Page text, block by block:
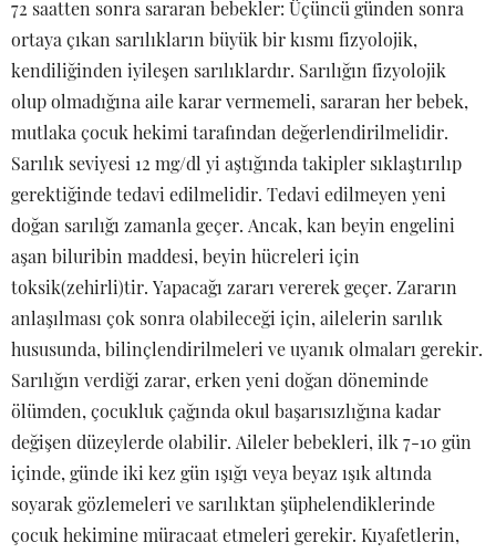
72 saatten sonra sararan bebekler: Üçüncü günden sonra
ortaya çıkan sarılıkların büyük bir kısmı fizyolojik,
kendiliğinden iyileşen sarılıklardır. Sarılığın fizyolojik
olup olmadığına aile karar vermemeli, sararan her bebek,
mutlaka çocuk hekimi tarafından değerlendirilmelidir.
Sarılık seviyesi 12 mg/dl yi aştığında takipler sıklaştırılıp
gerektiğinde tedavi edilmelidir. Tedavi edilmeyen yeni
doğan sarılığı zamanla geçer. Ancak, kan beyin engelini
aşan biluribin maddesi, beyin hücreleri için
toksik(zehirli)tir. Yapacağı zararı vererek geçer. Zararın
anlaşılması çok sonra olabileceği için, ailelerin sarılık
hususunda, bilinçlendirilmeleri ve uyanık olmaları gerekir.
Sarılığın verdiği zarar, erken yeni doğan döneminde
ölümden, çocukluk çağında okul başarısızlığına kadar
değişen düzeylerde olabilir. Aileler bebekleri, ilk 7-10 gün
içinde, günde iki kez gün ışığı veya beyaz ışık altında
soyarak gözlemeleri ve sarılıktan şüphelendiklerinde
çocuk hekimine müracaat etmeleri gerekir. Kıyafetlerin,